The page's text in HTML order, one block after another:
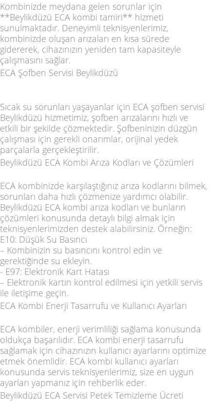
Kombinizde meydana gelen sorunlar için
**Beylikdüzü ECA kombi tamiri** hizmeti
sunulmaktadır. Deneyimli teknisyenlerimiz,
kombinizde oluşan arızaları en kısa sürede
gidererek, cihazınızın yeniden tam kapasiteyle
çalışmasını sağlar.
ECA Şofben Servisi Beylikdüzü
Sıcak su sorunları yaşayanlar için ECA şofben servisi
Beylikdüzü hizmetimiz, şofben arızalarını hızlı ve
etkili bir şekilde çözmektedir. Şofbeninizin düzgün
çalışması için gerekli onarımlar, orijinal yedek
parçalarla gerçekleştirilir.
Beylikdüzü ECA Kombi Arıza Kodları ve Çözümleri
ECA kombinizde karşılaştığınız arıza kodlarını bilmek,
sorunları daha hızlı çözmenize yardımcı olabilir.
Beylikdüzü ECA kombi arıza kodları ve bunların
çözümleri konusunda detaylı bilgi almak için
teknisyenlerimizden destek alabilirsiniz. Örneğin:
E10: Düşük Su Basıncı
– Kombinizin su basıncını kontrol edin ve
gerektiğinde su ekleyin.
- E97: Elektronik Kart Hatası
– Elektronik kartın kontrol edilmesi için yetkili servis
ile iletişime geçin.
ECA Kombi Enerji Tasarrufu ve Kullanıcı Ayarları
ECA kombiler, enerji verimliliği sağlama konusunda
oldukça başarılıdır. ECA kombi enerji tasarrufu
sağlamak için cihazınızın kullanıcı ayarlarını optimize
etmek önemlidir. ECA kombi kullanıcı ayarları
konusunda servis teknisyenlerimiz, size en uygun
ayarları yapmanız için rehberlik eder.
Beylikdüzü ECA Servisi Petek Temizleme Ücreti